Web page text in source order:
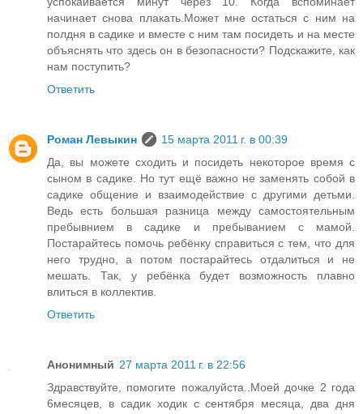
начинает снова плакать.Может мне остаться с ним на
полдня в садике и вместе с ним там посидеть и на месте
объяснять что здесь он в безопасности? Подскажите, как
нам поступить?
Ответить
Роман Левыкин
15 марта 2011 г. в 00:39
Да, вы можете сходить и посидеть некоторое время с
сыном в садике. Но тут ещё важно не заменять собой в
садике общение и взаимодействие с другими детьми.
Ведь есть большая разница между самостоятельным
пребывнием в садике и пребыванием с мамой.
Постарайтесь помочь ребёнку справиться с тем, что для
него трудно, а потом постарайтесь отдалиться и не
мешать. Так, у ребёнка будет возможность плавно
влиться в коллектив.
Ответить
Анонимный 27 марта 2011 г. в 22:56
Здравствуйте, помогите пожалуйста..Моей дочке 2 года
6месяцев, в садик ходик с сентября месяца, два дня